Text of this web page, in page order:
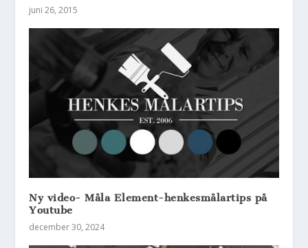
juni 26, 2015
Ny video- Måla Element-henkesmålartips på
Youtube
december 30, 2024